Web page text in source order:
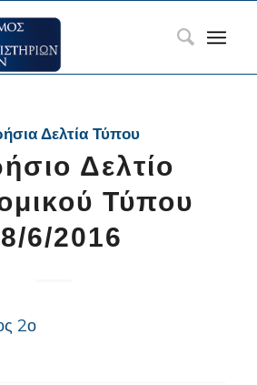
Δελτία Τύπου
Δελτίο
Τύπου
6/2016
2ο